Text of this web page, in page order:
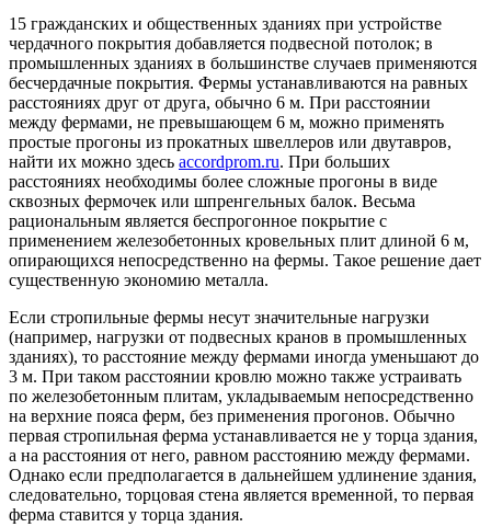
15 гражданских и общественных зданиях при устройстве
чердачного покрытия добавляется подвесной потолок; в
промышленных зданиях в большинстве случаев применяются
бесчердачные покрытия. Фермы устанавливаются на равных
расстояниях друг от друга, обычно 6 м. При расстоянии
между фермами, не превышающем 6 м, можно применять
простые прогоны из прокатных швеллеров или двутавров,
найти их можно здесь accordprom.ru. При больших
расстояниях необходимы более сложные прогоны в виде
сквозных фермочек или шпренгельных балок. Весьма
рациональным является беспрогонное покрытие с
применением железобетонных кровельных плит длиной 6 м,
опирающихся непосредственно на фермы. Такое решение дает
существенную экономию металла.
Если стропильные фермы несут значительные нагрузки
(например, нагрузки от подвесных кранов в промышленных
зданиях), то расстояние между фермами иногда уменьшают до
3 м. При таком расстоянии кровлю можно также устраивать
по железобетонным плитам, укладываемым непосредственно
на верхние пояса ферм, без применения прогонов. Обычно
первая стропильная ферма устанавливается не у торца здания,
а на расстояния от него, равном расстоянию между фермами.
Однако если предполагается в дальнейшем удлинение здания,
следовательно, торцовая стена является временной, то первая
ферма ставится у торца здания.